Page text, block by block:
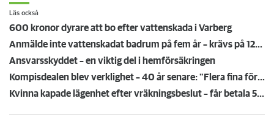
Läs också
600 kronor dyrare att bo efter vattenskada i Varberg
Anmälde inte vattenskadat badrum på fem år – krävs på 125 000 kronor
Ansvarsskyddet – en viktig del i hemförsäkringen
Kompisdealen blev verklighet – 40 år senare: "Flera fina fördelar med att dela bostad"
Kvinna kapade lägenhet efter vräkningsbeslut – får betala 50 000